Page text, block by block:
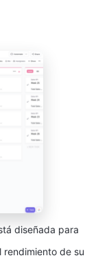
diseñada para
rendimiento de su